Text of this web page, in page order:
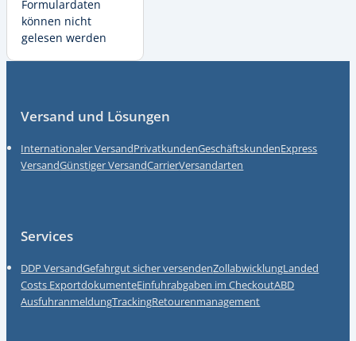
Formulardaten
können nicht
gelesen werden
Versand und Lösungen
Internationaler VersandPrivatkundenGeschäftskundenExpress
VersandGünstiger VersandCarrierVersandarten
Services
DDP VersandGefahrgut sicher versendenZollabwicklungLanded
Costs ExportdokumenteEinfuhrabgaben im CheckoutABD
AusfuhranmeldungTrackingRetourenmanagement